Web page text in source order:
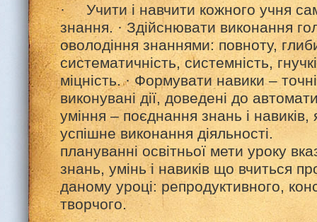
· Учити і навчити кожного учня
знання. · Здійснювати виконання
оволодіння знаннями: повноту,
систематичність, системність,
міцність. · Формувати навики –
виконувані дії, доведені до
уміння – поєднання знань і навиків,
успішне виконання діяльності.
плануванні освітньої мети уроку
знань, умінь і навиків що вчиться
даному уроці: репродуктивного,
творчого.